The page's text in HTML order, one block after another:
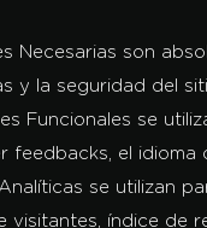
Necesarias son
y la seguridad del
Funcionales se
feedbacks, el
se utilizan
visitantes, índice de